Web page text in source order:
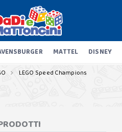
MATTEL DISNEY
LEGO Speed Champions